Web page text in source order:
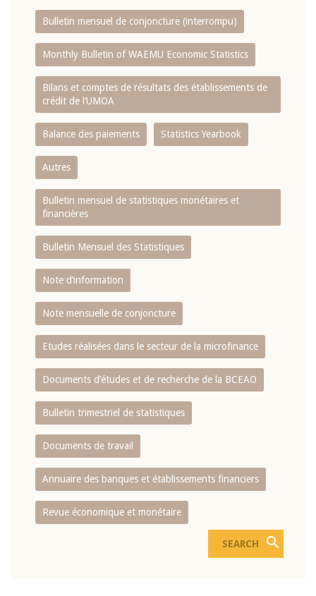
Bulletin mensuel de conjoncture (interrompu)
Monthly Bulletin of WAEMU Economic Statistics
Bilans et comptes de résultats des établissements de
crédit de l‘UMOA
Balance des paiements Statistics Yearbook
Autres
Bulletin mensuel de statistiques monétaires et
financières
Bulletin Mensuel des Statistiques
Note d’information
Note mensuelle de conjoncture
Etudes réalisées dans le secteur de la microfinance
Documents d’études et de recherche de la BCEAO
Bulletin trimestriel de statistiques
Documents de travail
Annuaire des banques et établissements financiers
Revue économique et monétaire